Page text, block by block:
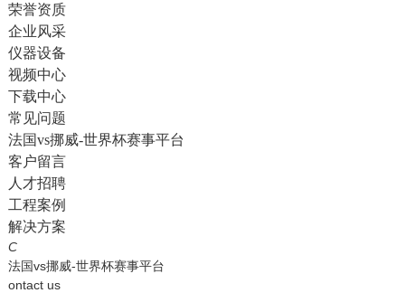
荣誉资质
企业风采
仪器设备
视频中心
下载中心
常见问题
法国vs挪威-世界杯赛事平台
客户留言
人才招聘
工程案例
解决方案
C
法国vs挪威-世界杯赛事平台
ontact us